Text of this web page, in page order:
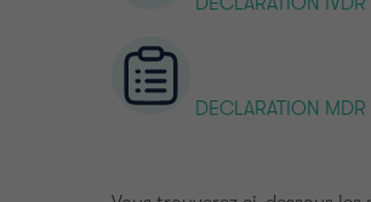
DECLARATION